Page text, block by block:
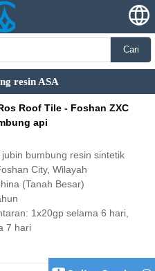
Cari
resin ASA
Roof Tile - Foshan ZXC
api
bumbung resin sintetik
City, Wilayah
(Tanah Besar)
1x20gp selama 6 hari,
7 hari